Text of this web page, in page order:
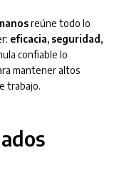
reúne todo lo
eficacia, seguridad,
confiable lo
mantener altos
trabajo.